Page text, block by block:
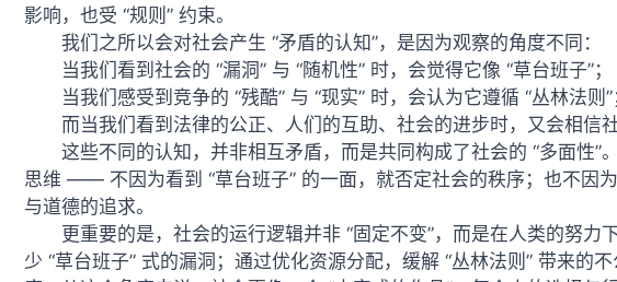
影响，也受 “规则” 约束。
我们之所以会对社会产生 “矛盾的认知”，是因为观察的角度不同：
当我们看到社会的 “漏洞” 与 “随机性” 时，会觉得它像 “草台班子”；
当我们感受到竞争的 “残酷” 与 “现实” 时，会认为它遵循 “丛林法则”
而当我们看到法律的公正、人们的互助、社会的进步时，又会相信社
这些不同的认知，并非相互矛盾，而是共同构成了社会的 “多面性”
思维 —— 不因为看到 “草台班子” 的一面，就否定社会的秩序；也不因
与道德的追求。
更重要的是，社会的运行逻辑并非 “固定不变”，而是在人类的努
少 “草台班子” 式的漏洞；通过优化资源分配，缓解 “丛林法则” 带来的